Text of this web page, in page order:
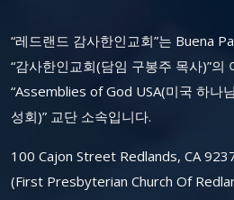
“레드랜드 감사한인교회”는 Buena
“감사한인교회(담임 구봉주 목사)”의
“Assemblies of God USA(미국 하나
성회)” 교단 소속입니다.
100 Cajon Street Redlands, CA
(First Presbyterian Church Of